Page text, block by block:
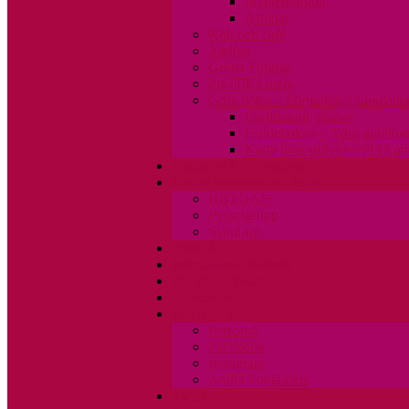
Artiklar
Kök och café
Ateljen
Gröna Fingrar
FixaTill Linero
Grön hälsa – Förundras i
Certifierade platser
Guideboken – Våra
Karta över utflyktsmål i
HBTQAI+
Pysselgrupp
Stand-up
Personal
Facebook
Instagram
Andra Fontänhus